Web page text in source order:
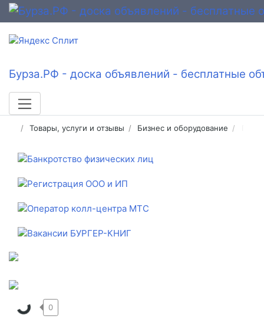
Бурза.РФ - доска объявлений - бесплатные
Товары, услуги и отзывы Бизнес и оборудование
0